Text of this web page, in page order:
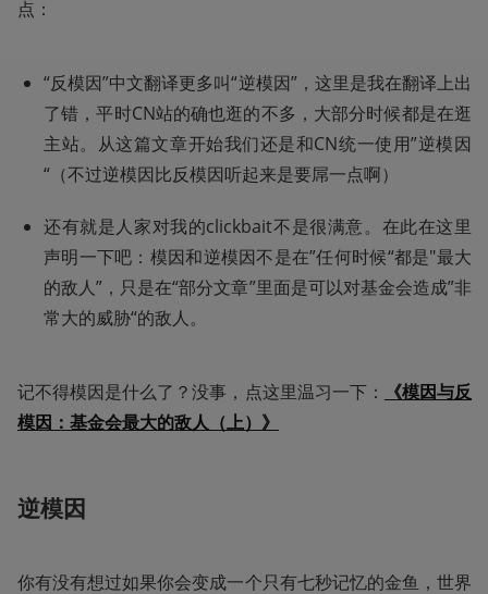
点：
“反模因”中文翻译更多叫“逆模因”，这里是我在翻译上出
了错，平时CN站的确也逛的不多，大部分时候都是在逛
主站。从这篇文章开始我们还是和CN统一使用”逆模因
“（不过逆模因比反模因听起来是要屌一点啊）
还有就是人家对我的clickbait不是很满意。在此在这里
声明一下吧：模因和逆模因不是在”任何时候“都是"最大
的敌人”，只是在“部分文章”里面是可以对基金会造成”非
常大的威胁“的敌人。
记不得模因是什么了？没事，点这里温习一下：
《模因与反
模因：基金会最大的敌人（上）》
逆模因
你有没有想过如果你会变成一个只有七秒记忆的金鱼，世界